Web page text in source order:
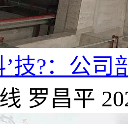
’技?：公
罗昌平